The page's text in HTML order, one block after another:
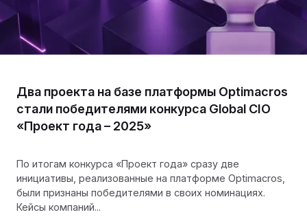
Два проекта на базе платформы Optimacros
стали победителями конкурса Global CIO
«Проект года – 2025»
По итогам конкурса «Проект года» сразу две
инициативы, реализованные на платформе Optimacros,
были признаны победителями в своих номинациях.
Кейсы компаний...